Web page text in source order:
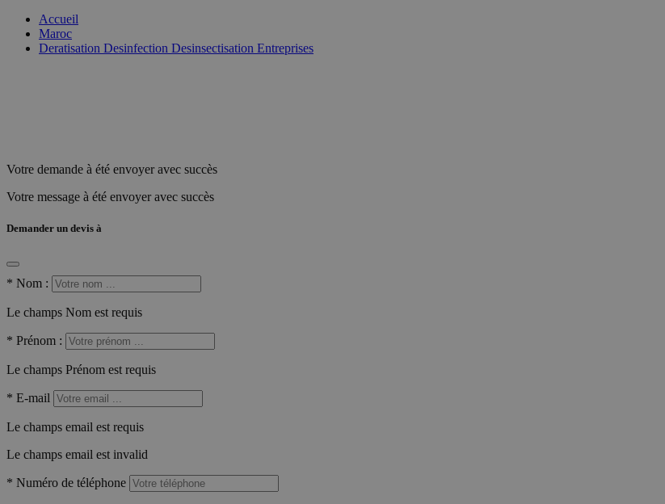
Accueil
Maroc
Deratisation Desinfection Desinsectisation Entreprises
Votre demande à été envoyer avec succès
Votre message à été envoyer avec succès
Demander un devis à
* Nom :
Le champs Nom est requis
* Prénom :
Le champs Prénom est requis
* E-mail
Le champs email est requis
Le champs email est invalid
* Numéro de téléphone